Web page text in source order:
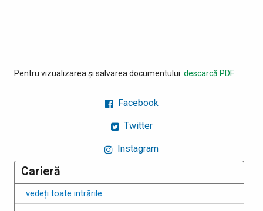
Pentru vizualizarea și salvarea documentului: descarcă PDF.
Facebook
Twitter
Instagram
Carieră
vedeți toate intrările